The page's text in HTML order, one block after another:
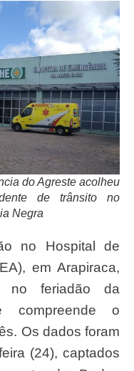
do Agreste acolheu
de trânsito no
Negra
em Arapiraca,
no feriadão da
compreende o
Os dados foram
(24), captados